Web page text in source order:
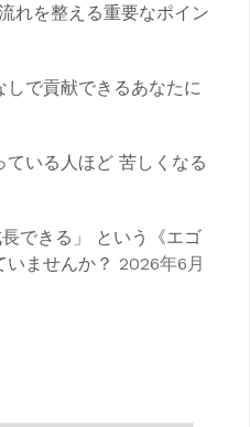
れを整える重要なポイン
で貢献できるあなたに
ている人ほど 苦しくなる
できる」 という《エゴ
ませんか？ 2026年6月